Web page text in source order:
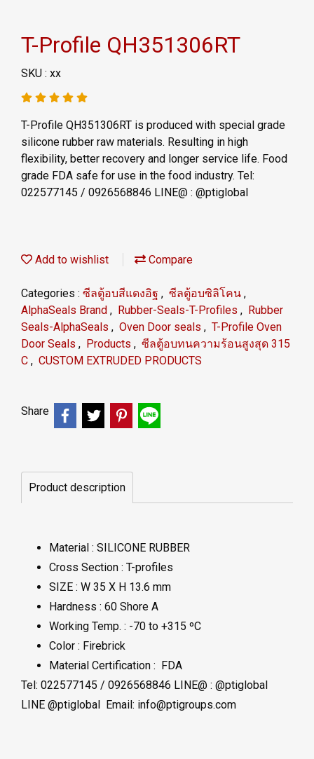
T-Profile QH351306RT
SKU : xx
T-Profile QH351306RT is produced with special grade
silicone rubber raw materials. Resulting in high
flexibility, better recovery and longer service life. Food
grade FDA safe for use in the food industry. Tel:
022577145 / 0926568846 LINE@ : @ptiglobal
Add to wishlist Compare
Categories : ซีลตู้อบสีแดงอิฐ , ซีลตู้อบซิลิโคน ,
AlphaSeals Brand , Rubber-Seals-T-Profiles , Rubber
Seals-AlphaSeals , Oven Door seals , T-Profile Oven
Door Seals , Products , ซีลตู้อบทนความร้อนสูงสุด 315
C , CUSTOM EXTRUDED PRODUCTS
Share
Product description
Material : SILICONE RUBBER
Cross Section : T-profiles
SIZE : W 35 X H 13.6 mm
Hardness : 60 Shore A
Working Temp. : -70 to +315 ºC
Color : Firebrick
Material Certification : FDA
Tel: 022577145 / 0926568846 LINE@ : @ptiglobal
LINE @ptiglobal Email: info@ptigroups.com